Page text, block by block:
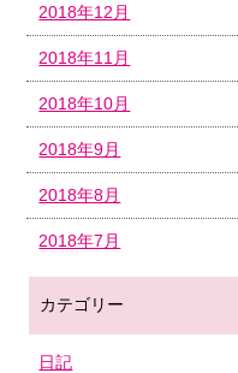
2018年12月
2018年11月
2018年10月
2018年9月
2018年8月
2018年7月
カテゴリー
日記